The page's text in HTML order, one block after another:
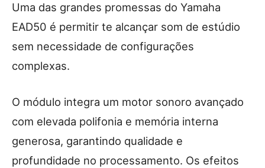
Uma das grandes promessas do Yamaha
EAD50 é permitir te alcançar som de estúdio
sem necessidade de configurações
complexas.
O módulo integra um motor sonoro avançado
com elevada polifonia e memória interna
generosa, garantindo qualidade e
profundidade no processamento. Os efeitos